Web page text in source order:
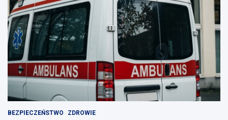
BEZPIECZEŃSTWO ZDROWIE